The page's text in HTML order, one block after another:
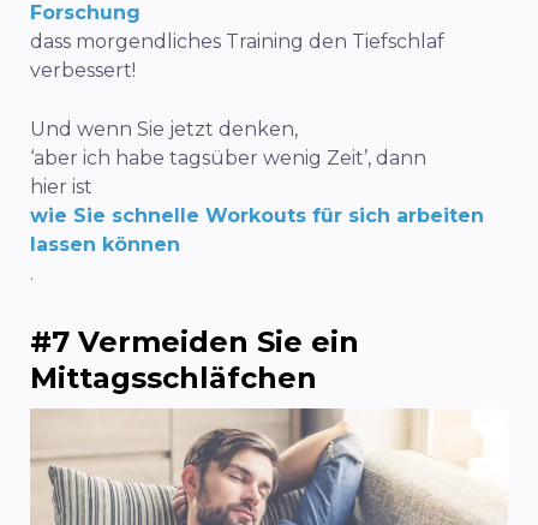
Forschung
dass morgendliches Training den Tiefschlaf
verbessert!
Und wenn Sie jetzt denken,
‘aber ich habe tagsüber wenig Zeit’, dann
hier ist
wie Sie schnelle Workouts für sich arbeiten
lassen können
.
#7 Vermeiden Sie ein
Mittagsschläfchen